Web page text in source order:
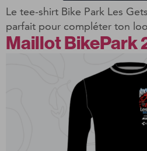
Le tee-shirt Bike Park Les
parfait pour compléter ton
Maillot BikePark